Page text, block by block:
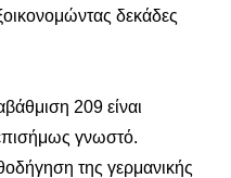
δεκάδες
209 είναι
γνωστό.
της γερμανικής